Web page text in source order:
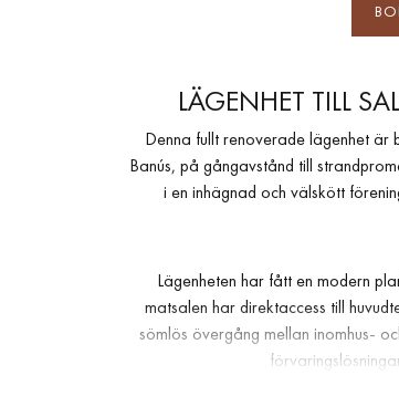
LÄGENHET TILL
Denna fullt renoverade lägenhet
Banús, på gångavstånd till
i en inhägnad och välskött
Lägenheten har fått en modern
matsalen har direktaccess till
sömlös övergång mellan inomhus-